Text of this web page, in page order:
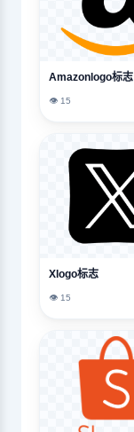
Amazonlogo标志
👁️ 15
Xlogo标志
👁️ 15